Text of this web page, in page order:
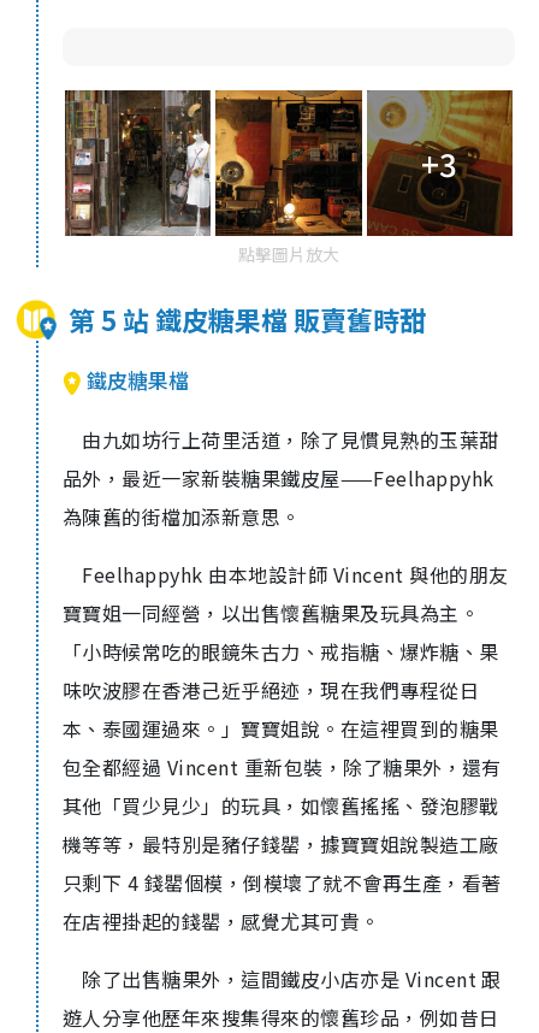
+3
點擊圖片放大
第 5 站 鐵皮糖果檔 販賣舊時甜
鐵皮糖果檔
由九如坊行上荷里活道，除了見慣見熟的玉葉甜
品外，最近一家新裝糖果鐵皮屋——Feelhappyhk
為陳舊的街檔加添新意思。
Feelhappyhk 由本地設計師 Vincent 與他的朋友
寶寶姐一同經營，以出售懷舊糖果及玩具為主。
「小時候常吃的眼鏡朱古力、戒指糖、爆炸糖、果
味吹波膠在香港己近乎絕迹，現在我們專程從日
本、泰國運過來。」寶寶姐說。在這裡買到的糖果
包全都經過 Vincent 重新包裝，除了糖果外，還有
其他「買少見少」的玩具，如懷舊搖搖、發泡膠戰
機等等，最特別是豬仔錢罌，據寶寶姐說製造工廠
只剩下 4 錢罌個模，倒模壞了就不會再生產，看著
在店裡掛起的錢罌，感覺尤其可貴。
除了出售糖果外，這間鐵皮小店亦是 Vincent 跟
遊人分享他歷年來搜集得來的懷舊珍品，例如昔日